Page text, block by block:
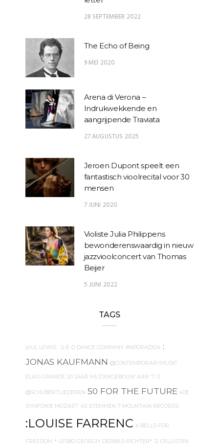
28 SEPTEMBER 2022
The Echo of Being
9 MEI 2020
Arena di Verona –
Indrukwekkende en
aangrijpende Traviata
27 AUGUSTUS 2025
Jeroen Dupont speelt een
fantastisch vioolrecital voor 30
mensen
7 JUNI 2020
Violiste Julia Philippens
bewonderenswaardig in nieuw
jazzvioolconcert van Thomas
Beijer
5 JUNI 2022
TAGS
{AUL LEWIS . S-E-D DANCE COMPANY #NPORADIO4 :
JONAS KAUFMANN @CONTEMPORARYMUSIC
ELIAS GRANDE 20 JAAR MUZIEKGEBOUW AAN 'T IJ
@SCHUBERTLIEDEREN 50 FOR THE FUTURE 40E
SYMFONIE MOZART 40 STEMMEN 7 MOUNTAIN RECORDS
:LOUISE FARRENC 4 BELLS FOR
FREEDOM * LESBO GEORGIY DERBAS-RICHTER* 12 CELLISTEN